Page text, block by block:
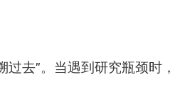
去”。当遇到研究瓶颈时